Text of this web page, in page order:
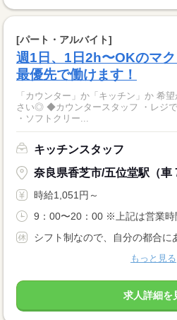
[パート・アルバイト]
週1日、1日2h〜OKのマ
最優先で働けます！
「カウンター」か「キッチン」か 希
さい◎ ◆カウンタースタッフ ・レジでの接客、注文 ・ドリンク作り
・ソフトクリー...
キッチンスタッフ
奈良県香芝市/五位堂駅（車
時給1,051円～
9：00〜20：00 ※上記は営業時
シフト制なので、自分の都合に
もっと見る
求人詳細を